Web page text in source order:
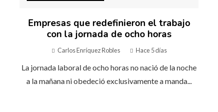
Empresas que redefinieron el trabajo
con la jornada de ocho horas
Carlos Enríquez Robles Hace 5 días
La jornada laboral de ocho horas no nació de la noche
a la mañana ni obedeció exclusivamente a manda...